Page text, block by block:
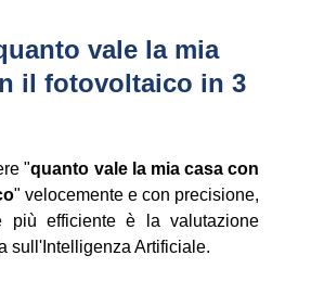
vale la mia
il fotovoltaico in 3
"quanto vale la mia casa con
" velocemente e con precisione,
più efficiente è la valutazione
sull'Intelligenza Artificiale.